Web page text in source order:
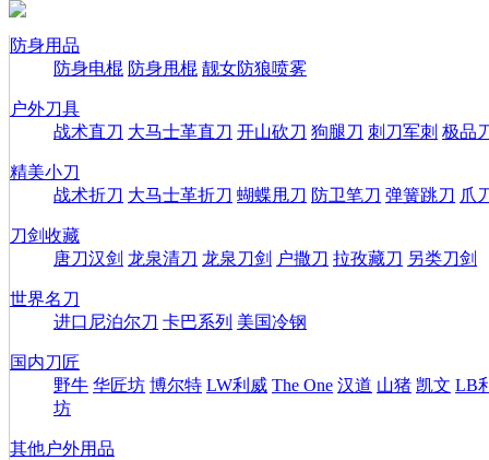
防身用品
防身电棍 防身甩棍 靓女防狼喷雾
户外刀具
战术直刀 大马士革直刀 开山砍刀 狗腿刀 刺刀军刺 极品
精美小刀
战术折刀 大马士革折刀 蝴蝶甩刀 防卫笔刀 弹簧跳刀 爪
刀剑收藏
唐刀汉剑 龙泉清刀 龙泉刀剑 户撒刀 拉孜藏刀 另类刀剑
世界名刀
进口尼泊尔刀 卡巴系列 美国冷钢
国内刀匠
野牛 华匠坊 博尔特 LW利威 The One 汉道 山猪 凯文 LB
坊
其他户外用品